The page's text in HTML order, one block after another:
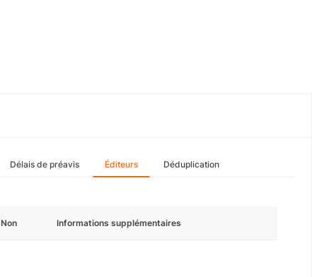
Délais de préavis Éditeurs Déduplication
Non Informations supplémentaires